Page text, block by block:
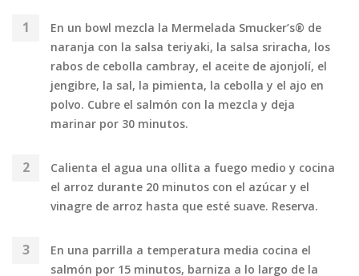
En un bowl mezcla la Mermelada Smucker’s® de
naranja con la salsa teriyaki, la salsa sriracha, los
rabos de cebolla cambray, el aceite de ajonjolí, el
jengibre, la sal, la pimienta, la cebolla y el ajo en
polvo. Cubre el salmón con la mezcla y deja
marinar por 30 minutos.
Calienta el agua una ollita a fuego medio y cocina
el arroz durante 20 minutos con el azúcar y el
vinagre de arroz hasta que esté suave. Reserva.
En una parrilla a temperatura media cocina el
salmón por 15 minutos, barniza a lo largo de la